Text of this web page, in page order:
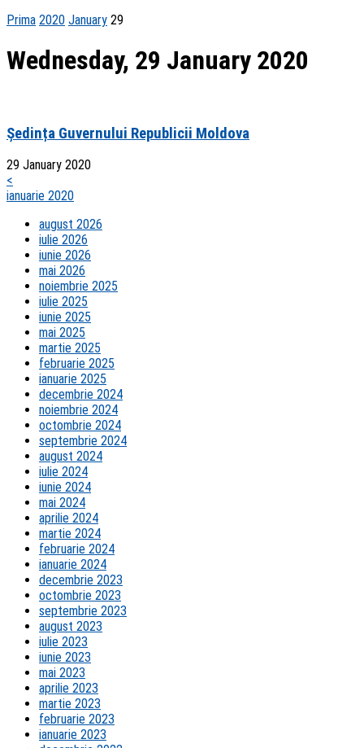
Prima 2020 January 29
Wednesday, 29 January 2020
Ședința Guvernului Republicii Moldova
29 January 2020
<
ianuarie 2020
august 2026
iulie 2026
iunie 2026
mai 2026
noiembrie 2025
iulie 2025
iunie 2025
mai 2025
martie 2025
februarie 2025
ianuarie 2025
decembrie 2024
noiembrie 2024
octombrie 2024
septembrie 2024
august 2024
iulie 2024
iunie 2024
mai 2024
aprilie 2024
martie 2024
februarie 2024
ianuarie 2024
decembrie 2023
octombrie 2023
septembrie 2023
august 2023
iulie 2023
iunie 2023
mai 2023
aprilie 2023
martie 2023
februarie 2023
ianuarie 2023